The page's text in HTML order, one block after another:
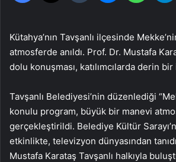
Kütahya’nın Tavşanlı ilçesinde
atmosferde anıldı. Prof. Dr. Mustafa
dolu konuşması, katılımcılarda derin bir
Tavşanlı Belediyesi’nin düzenlediği
konulu program, büyük bir manevi
gerçekleştirildi. Belediye Kültür
etkinlikte, televizyon dünyasından
Mustafa Karataş Tavşanlı halkıyla